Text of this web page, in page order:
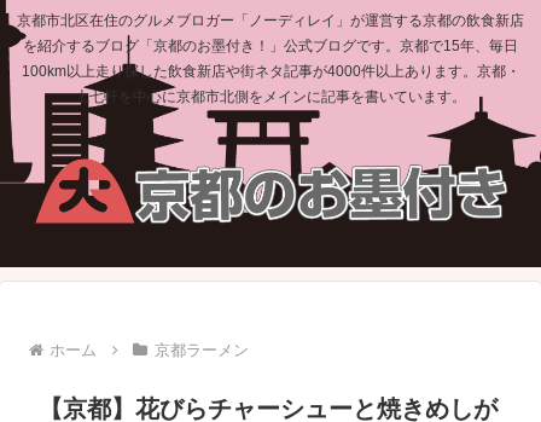
京都市北区在住のグルメブロガー「ノーディレイ」が運営する京都の飲食新店
を紹介するブログ「京都のお墨付き！」公式ブログです。京都で15年、毎日
100km以上走り探した飲食新店や街ネタ記事が4000件以上あります。京都・
上七軒を中心に京都市北側をメインに記事を書いています。
ホーム 京都ラーメン
【京都】花びらチャーシューと焼きめしが